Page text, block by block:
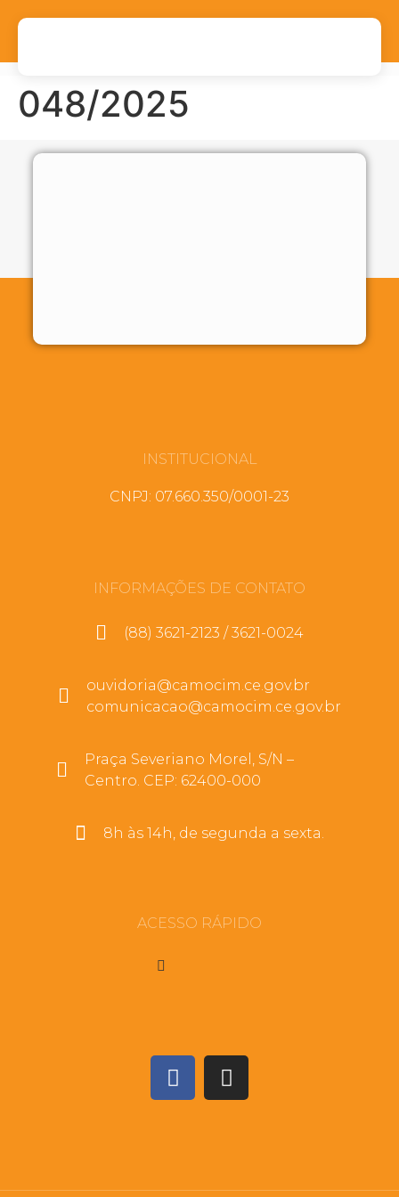
048/2025
INSTITUCIONAL
CNPJ: 07.660.350/0001-23
INFORMAÇÕES DE CONTATO
(88) 3621-2123 / 3621-0024
ouvidoria@camocim.ce.gov.br
comunicacao@camocim.ce.gov.br
Praça Severiano Morel, S/N –
Centro. CEP: 62400-000
8h às 14h, de segunda a sexta.
ACESSO RÁPIDO